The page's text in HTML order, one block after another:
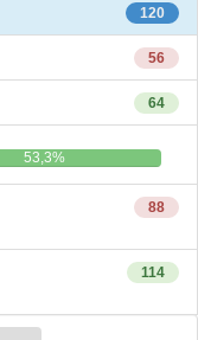
120
56
64
53,3%
88
114